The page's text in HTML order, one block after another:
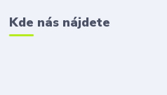
Kde nás nájdete